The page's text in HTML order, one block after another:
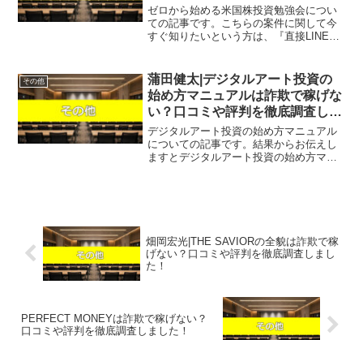
徹底調査しました！
ゼロから始める米国株投資勉強会につい
ての記事です。こちらの案件に関して今
すぐ知りたいという方は、『直接LINEで
しいという方は、自分が実際にやってい
て、稼げている案件を...
その他
蒲田健太|デジタルアート投資の
始め方マニュアルは詐欺で稼げな
い？口コミや評判を徹底調査しま
した！
デジタルアート投資の始め方マニュアル
についての記事です。結果からお伝えし
ますとデジタルアート投資の始め方マニ
畑岡宏光|THE SAVIORの全貌は詐欺で稼
げない？口コミや評判を徹底調査しまし
た！
PERFECT MONEYは詐欺で稼げない？
口コミや評判を徹底調査しました！